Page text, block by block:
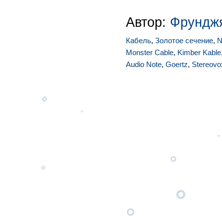
Автор:
Кабель, Золотое сечение,
Monster Cable, Kimber Kable
Audio Note, Goertz,